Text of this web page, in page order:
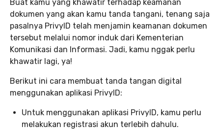
Buat kamu yang khawatir terhadap keamanan
dokumen yang akan kamu tanda tangani, tenang saja
pasalnya PrivyID telah menjamin keamanan dokumen
tersebut melalui nomor induk dari Kementerian
Komunikasi dan Informasi. Jadi, kamu nggak perlu
khawatir lagi, ya!
Berikut ini cara membuat tanda tangan digital
menggunakan aplikasi PrivyID:
Untuk menggunakan aplikasi PrivyID, kamu perlu
melakukan registrasi akun terlebih dahulu.